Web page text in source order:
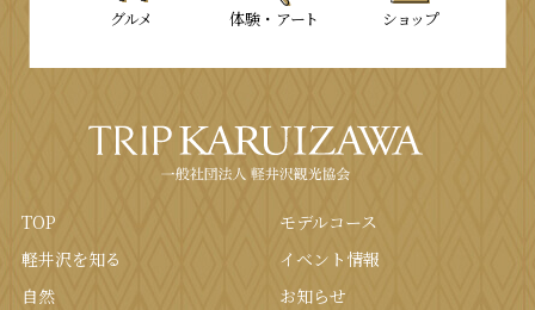
グルメ 体験・ アート ショップ
TOP
軽井沢を知る
⾃然
モデルコース
イベント情報
お知らせ